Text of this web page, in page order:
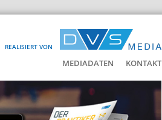
REALISIERT VON
MEDIADATEN KONTAKT